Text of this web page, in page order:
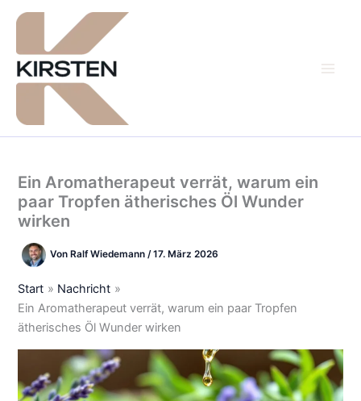
springen
Ein Aromatherapeut verrät, warum ein
paar Tropfen ätherisches Öl Wunder
wirken
Von Ralf Wiedemann/17. März 2026
Start
Nachricht
Ein Aromatherapeut verrät, warum ein paar Tropfen
ätherisches Öl Wunder wirken